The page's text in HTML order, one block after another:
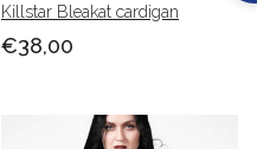
Killstar Bleakat cardigan
€38,00